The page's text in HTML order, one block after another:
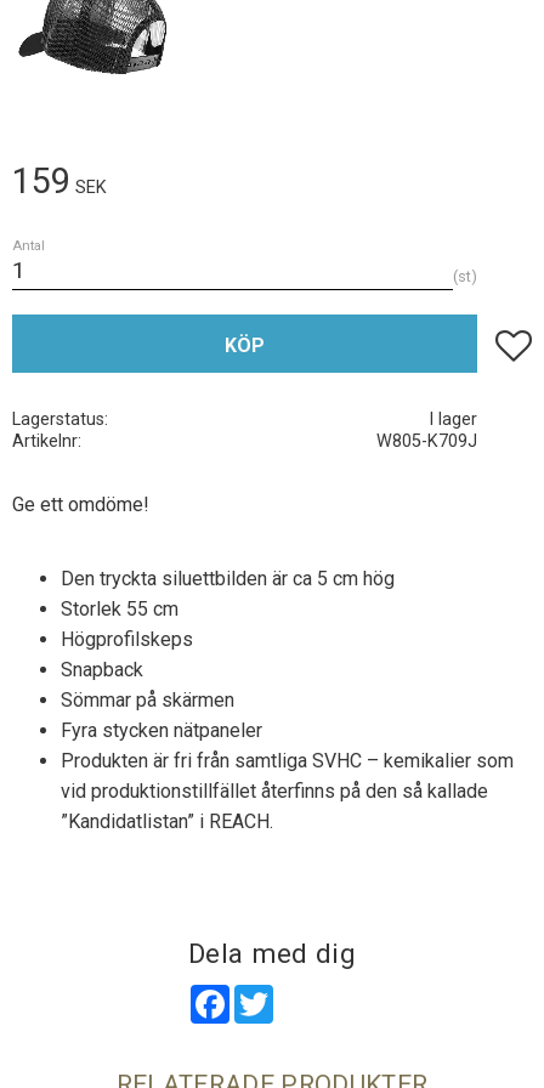
159 SEK
Antal
st
KÖP Lägg
Lagerstatus
I lager
Artikelnr
W805-K709J
Ge ett omdöme!
Den tryckta siluettbilden är ca 5 cm hög
Storlek 55 cm
Högprofilskeps
Snapback
Sömmar på skärmen
Fyra stycken nätpaneler
Produkten är fri från samtliga SVHC – kemikalier som
vid produktionstillfället återfinns på den så kallade
”Kandidatlistan” i REACH.
Dela med dig
Facebook